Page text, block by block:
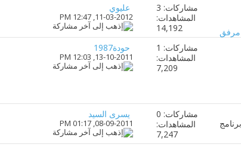
مشاركات: 3
المشاهدات:
14,192
عليوي
11-03-2012,
12:47 PM
مشاركات: 1
المشاهدات:
7,209
حودة1987
13-10-2011,
12:03 PM
مشاركات: 0
المشاهدات:
7,247
يسرى السيد
08-09-2011,
01:17 PM